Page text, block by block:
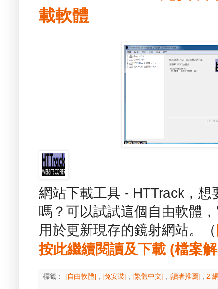
載軟體
網站下載工具 - HTTrack，
嗎？可以試試這個自由軟體
用於更新現存的鏡射網站。（
按此繼續閱讀及下載 (檔案
標籤： [自由軟體] [免安裝] [繁體中文] [讀者推薦] 2